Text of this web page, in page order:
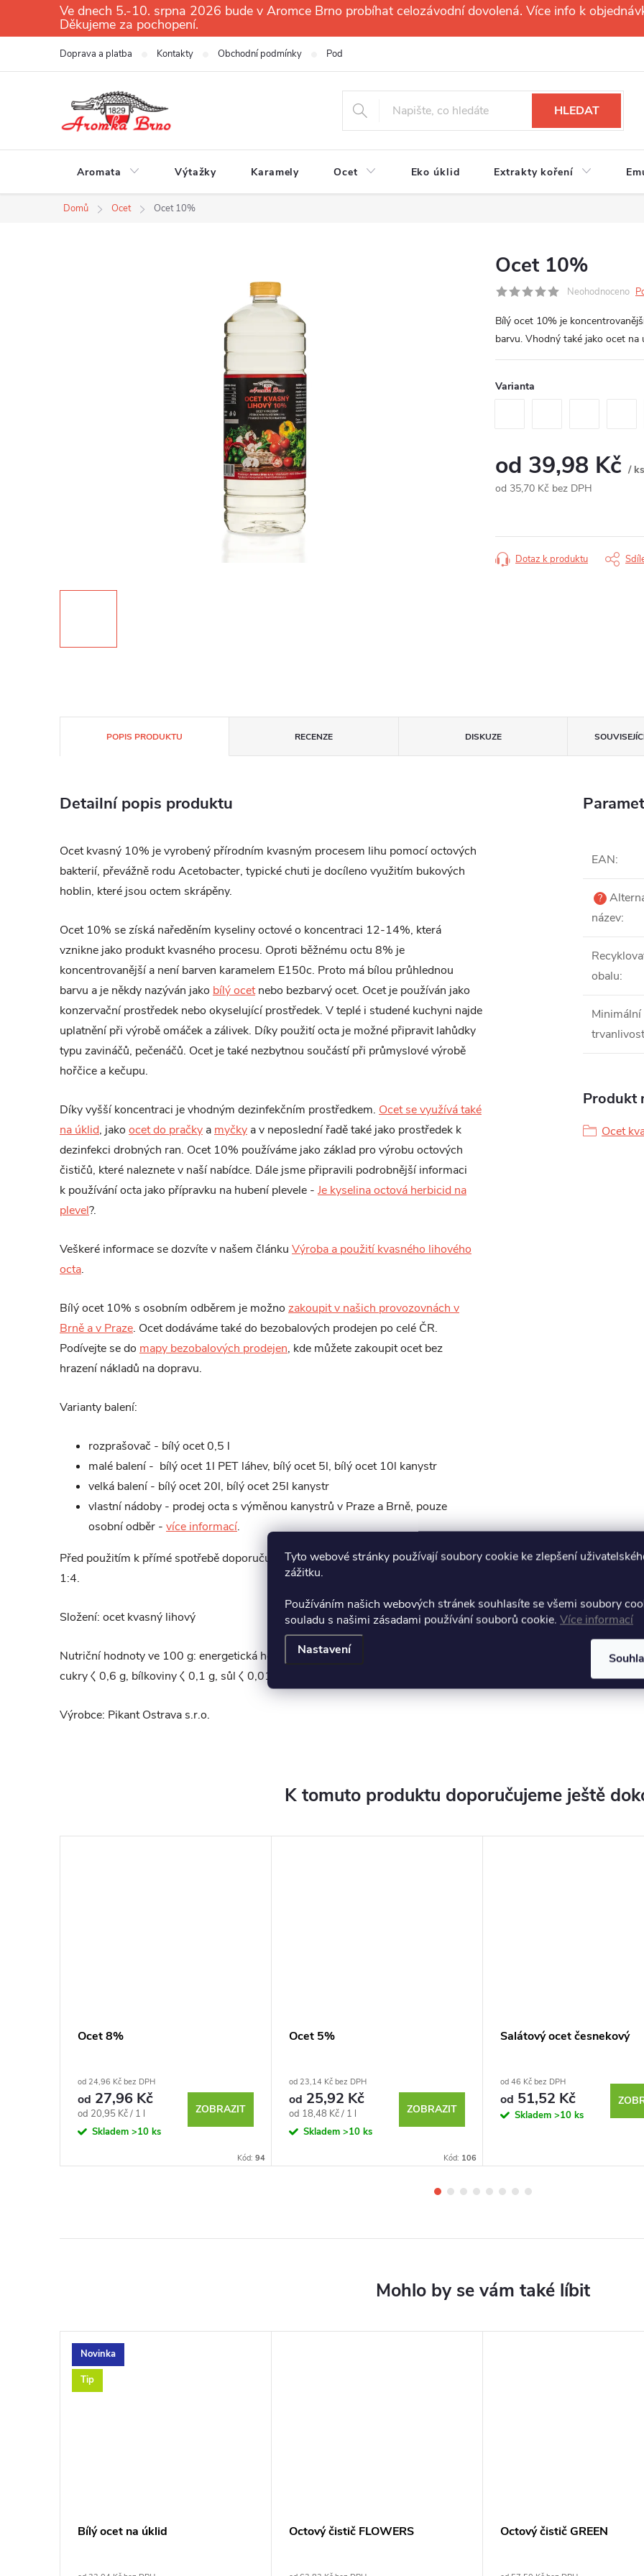
Tyto webové stránky používají soubory cookie ke zlepšení
zážitku.
Používáním našich webových stránek souhlasíte se všemi soubory
souladu s našimi zásadami používání souborů cookie. Více informací
Nastavení
Ve dnech 5.-10. srpna 2026 bude v Aromce Brno probíhat celozávodní dovolená. Více info k
Děkujeme za pochopení.
Doprava a platba Kontakty Obchodní podmínky Podmínky ochrany osobních údajů
HLEDAT
Aromata Výtažky Karamely Ocet Eko úklid Extrakty koření
Domů Ocet Ocet 10%
Ocet 10%
Neohodnoceno
Bílý ocet 10% je
barvu. Vhodný také jako ocet na
Varianta
od 39,98 Kč / ks
od 35,70 Kč bez DPH
Dotaz k produktu
POPIS PRODUKTU RECENZE DISKUZE
Detailní popis produktu
Ocet kvasný 10% je vyrobený přírodním kvasným procesem lihu pomocí octových
bakterií, převážně rodu Acetobacter, typické chuti je docíleno využitím bukových
hoblin, které jsou octem skrápěny.
Ocet 10% se získá naředěním kyseliny octové o koncentraci 12-14%, která
vznikne jako produkt kvasného procesu. Oproti běžnému octu 8% je
koncentrovanější a není barven karamelem E150c. Proto má bílou průhlednou
barvu a je někdy nazýván jako bílý ocetnebo bezbarvý ocet. Ocet je používán jako
konzervační prostředek nebo okyselující prostředek. V teplé i studené kuchyni najde
uplatnění při výrobě omáček a zálivek. Díky použití octa je možné připravit lahůdky
typu zavináčů, pečenáčů. Ocet je také nezbytnou součástí při průmyslové výrobě
hořčice a kečupu.
Díky vyšší koncentraci je vhodným dezinfekčním prostředkem. Ocet se využívá také
na úklid, jako ocet do pračky a myčky a v neposlední řadě také jako prostředek k
dezinfekci drobných ran. Ocet 10% používáme jako základ pro výrobu octových
čističů, které naleznete v naší nabídce. Dále jsme připravili podrobnější informaci
k používání octa jako přípravku na hubení plevele - Je kyselina octová herbicid na
plevel?.
Veškeré informace se dozvíte v našem článku Výroba a použití kvasného lihového
octa.
Bílý ocet 10% s osobním odběrem je možno zakoupit v našich provozovnách v
Brně a v Praze. Ocet dodáváme také do bezobalových prodejen po celé ČR.
Podívejte se do mapy bezobalových prodejen, kde můžete zakoupit ocet bez
hrazení nákladů na dopravu.
Varianty balení:
rozprašovač - bílý ocet 0,5 l
malé balení - bílý ocet 1l PET láhev, bílý ocet 5l, bílý ocet 10l kanystr
velká balení - bílý ocet 20l, bílý ocet 25l kanystr
vlastní nádoby - prodej octa s výměnou kanystrů v Praze a Brně, pouze
osobní odběr - více informací.
Před použitím k přímé spotřebě doporučujeme ocet naředit vodou v poměru cca
1:4.
Složení: ocet kvasný lihový
Nutriční hodnoty ve 100 g: energetická hodnota 116 kJ, tuky 0 g, sacharidy - z toho
cukryく0,6 g, bílkovinyく0,1 g, sůlく0,01 g
Výrobce: Pikant Ostrava s.r.o.
EAN:
?
název:
obalu:
Minimální
trvanlivost
Produkt
Ocet
K tomuto produktu doporučujeme ještě
Ocet 8%
od 24,96 Kč bez DPH
od 27,96 Kč
Měrná
cena:
od 20,95 Kč / 1 l
Skladem >10 ks
ZOBRAZIT
Kód: 94
Ocet 5%
od 23,14 Kč bez DPH
od 25,92 Kč
Měrná
cena:
od 18,48 Kč / 1 l
Skladem >10 ks
ZOBRAZIT
Kód: 106
Salátový ocet česnekový
od 46 Kč bez DPH
od 51,52 Kč
Skladem >10 ks
Novinka
Tip
Bílý ocet na úklid Octový čistič FLOWERS Octový čistič GREEN